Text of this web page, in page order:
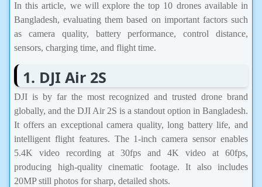
In this article, we will explore the top 10 drones available in
Bangladesh, evaluating them based on important factors such
as camera quality, battery performance, control distance,
sensors, charging time, and flight time.
1. DJI Air 2S
DJI is by far the most recognized and trusted drone brand
globally, and the DJI Air 2S is a standout option in Bangladesh.
It offers an exceptional camera quality, long battery life, and
intelligent flight features. The 1-inch camera sensor enables
5.4K video recording at 30fps and 4K video at 60fps,
producing high-quality cinematic footage. It also includes
20MP still photos for sharp, detailed shots.